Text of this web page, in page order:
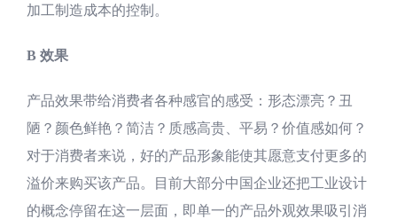
加工制造成本的控制。
B 效果
产品效果带给消费者各种感官的感受：形态漂亮？丑
陋？颜色鲜艳？简洁？质感高贵、平易？价值感如何？
对于消费者来说，好的产品形象能使其愿意支付更多的
溢价来购买该产品。目前大部分中国企业还把工业设计
的概念停留在这一层面，即单一的产品外观效果吸引消